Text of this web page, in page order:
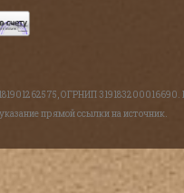
ОГРНИП 319183200016690.
прямой ссылки на источник.